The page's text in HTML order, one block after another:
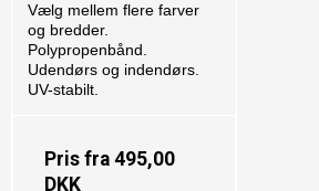
Vælg mellem flere farver
og bredder.
Polypropenbånd.
Udendørs og indendørs.
UV-stabilt.
Pris fra 495,00
DKK